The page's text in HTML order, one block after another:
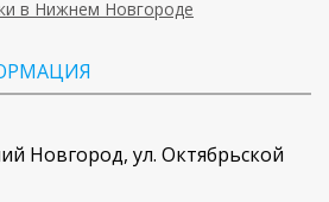
в Нижнем Новгороде
Новгород, ул. Октябрьской